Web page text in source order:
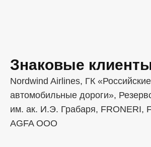
Знаковые
Nordwind Airlines, ГК «Российские
автомобильные дороги»,
им. ак. И.Э. Грабаря, FRONERI,
AGFA OOO